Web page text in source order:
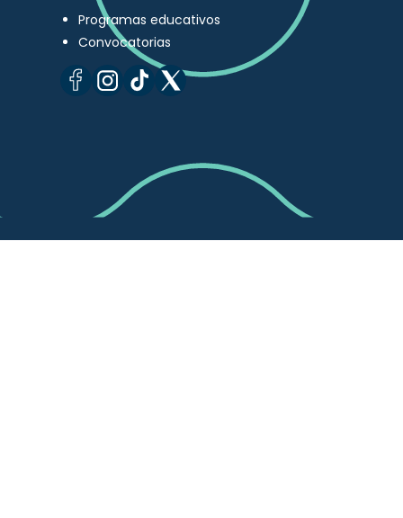
Programas educativos
Convocatorias